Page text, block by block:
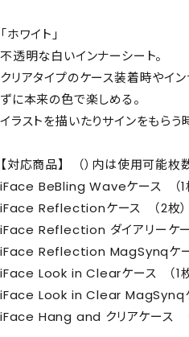
「ホワイト」
不透明な白いインナーシート。
クリアタイプのケース装着時やイ
ずに本来の色で楽しめる。
イラストを描いたりサインをもらう
【対応商品】 （）内は使用可能枚
iFace BeBling Waveケース （1
iFace Reflectionケース （2枚）
iFace Reflection ダイアリーケー
iFace Reflection MagSynqケー
iFace Look in Clearケース （1枚
iFace Look in Clear MagSynqケ
iFace Hang and クリアケース （